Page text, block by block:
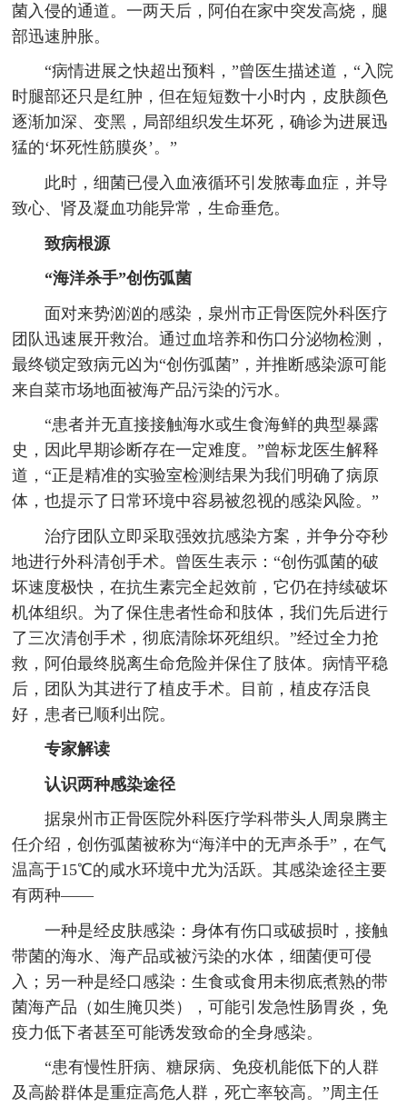
菌入侵的通道。一两天后，阿伯在家中突发高烧，腿
部迅速肿胀。
“病情进展之快超出预料，”曾医生描述道，“入院
时腿部还只是红肿，但在短短数十小时内，皮肤颜色
逐渐加深、变黑，局部组织发生坏死，确诊为进展迅
猛的‘坏死性筋膜炎’。”
此时，细菌已侵入血液循环引发脓毒血症，并导
致心、肾及凝血功能异常，生命垂危。
致病根源
“海洋杀手”创伤弧菌
面对来势汹汹的感染，泉州市正骨医院外科医疗
团队迅速展开救治。通过血培养和伤口分泌物检测，
最终锁定致病元凶为“创伤弧菌”，并推断感染源可能
来自菜市场地面被海产品污染的污水。
“患者并无直接接触海水或生食海鲜的典型暴露
史，因此早期诊断存在一定难度。”曾标龙医生解释
道，“正是精准的实验室检测结果为我们明确了病原
体，也提示了日常环境中容易被忽视的感染风险。”
治疗团队立即采取强效抗感染方案，并争分夺秒
地进行外科清创手术。曾医生表示：“创伤弧菌的破
坏速度极快，在抗生素完全起效前，它仍在持续破坏
机体组织。为了保住患者性命和肢体，我们先后进行
了三次清创手术，彻底清除坏死组织。”经过全力抢
救，阿伯最终脱离生命危险并保住了肢体。病情平稳
后，团队为其进行了植皮手术。目前，植皮存活良
好，患者已顺利出院。
专家解读
认识两种感染途径
据泉州市正骨医院外科医疗学科带头人周泉腾主
任介绍，创伤弧菌被称为“海洋中的无声杀手”，在气
温高于15℃的咸水环境中尤为活跃。其感染途径主要
有两种——
一种是经皮肤感染：身体有伤口或破损时，接触
带菌的海水、海产品或被污染的水体，细菌便可侵
入；另一种是经口感染：生食或食用未彻底煮熟的带
菌海产品（如生腌贝类），可能引发急性肠胃炎，免
疫力低下者甚至可能诱发致命的全身感染。
“患有慢性肝病、糖尿病、免疫机能低下的人群
及高龄群体是重症高危人群，死亡率较高。”周主任